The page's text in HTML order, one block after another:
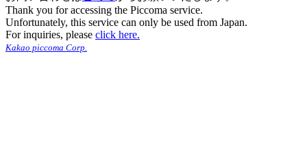
Thank you for accessing the Piccoma service.
Unfortunately, this service can only be used from Japan.
For inquiries, please click here.
Kakao piccoma Corp.